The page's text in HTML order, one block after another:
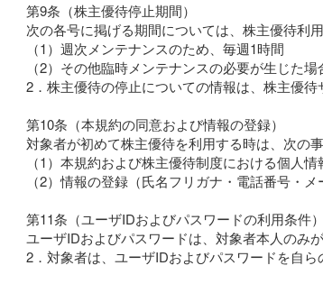
第9条（株主優待停止期間）
次の各号に掲げる期間については、株主優待利
（1）週次メンテナンスのため、毎週1時間
（2）その他臨時メンテナンスの必要が生じた
2．株主優待の停止についての情報は、株主優待
第10条（本規約の同意および情報の登録）
対象者が初めて株主優待を利用する時は、次の
（1）本規約および株主優待制度における個人
（2）情報の登録（氏名フリガナ・電話番号・メ
第11条（ユーザIDおよびパスワードの利用条件）
ユーザIDおよびパスワードは、対象者本人のみ
2．対象者は、ユーザIDおよびパスワードを自ら